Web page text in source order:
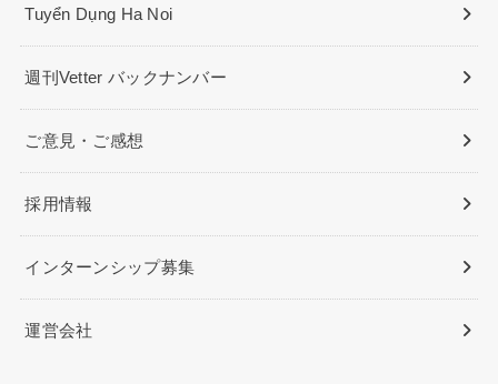
Tuyển Dụng Ha Noi
週刊Vetter バックナンバー
ご意見・ご感想
採用情報
インターンシップ募集
運営会社